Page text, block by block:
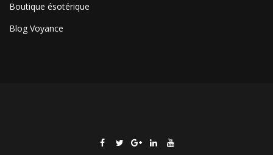
Boutique ésotérique
Blog Voyance